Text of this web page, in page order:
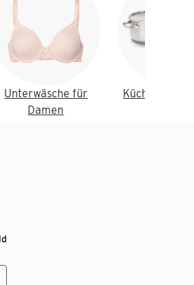
Unterwäsche für
Damen
Küche &